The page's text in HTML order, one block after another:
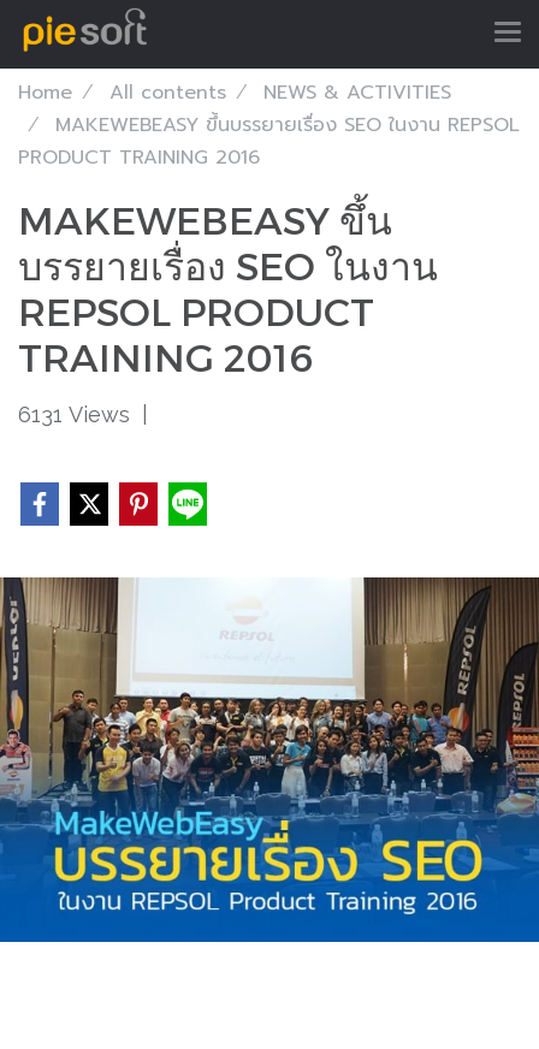
Home All contents
NEWS & ACTIVITIES
MAKEWEBEASY ขึ้นบรรยายเรื่อง SEO ในงาน REPSOL
PRODUCT TRAINING 2016
MAKEWEBEASY ขึ้น
บรรยายเรื่อง SEO ในงาน
REPSOL PRODUCT
TRAINING 2016
6131 Views